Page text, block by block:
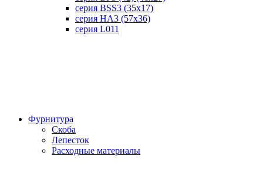
серия BSS3 (35х17)
серия HA3 (57х36)
серия L011
Фурнитура
Скоба
Лепесток
Расходные материалы